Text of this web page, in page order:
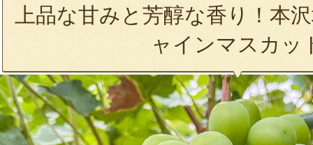
上品な甘みと芳醇な香り！本
ャインマスカッ